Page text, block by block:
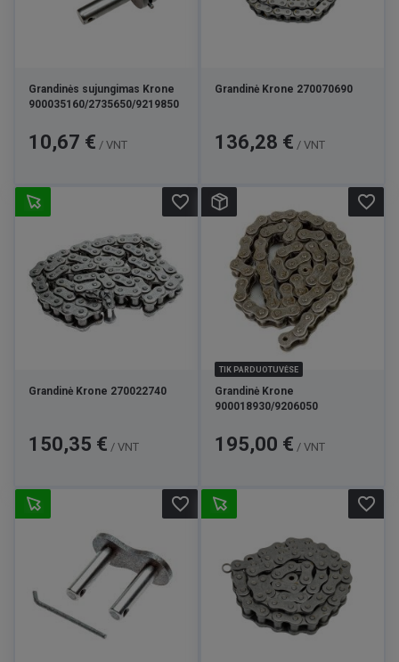
Grandinės sujungimas Krone
900035160/2735650/9219850
Kaina
10,67 € / VNT
Grandinė Krone 270070690
Kaina
136,28 € / VNT
Grandinė Krone 270022740
Kaina
150,35 € / VNT
favorite_border
TIK PARDUOTUVĖSE
Grandinė Krone
900018930/9206050
Kaina
195,00 € / VNT
favorite_border
favorite_border favorite_border